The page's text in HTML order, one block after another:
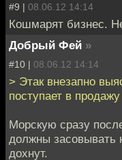
#9 | 08.06.12 14:14
Кошмарят бизнес.
Добрый Фей »
#10 | 08.06.12 14:14
> Этак внезапно
поступает в
Морскую сразу
должны засовывать
дохнут.